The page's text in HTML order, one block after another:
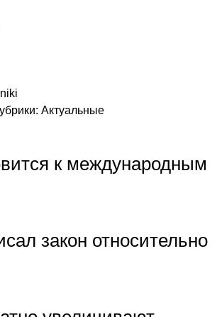
Актуальные
к международным
закон относительно